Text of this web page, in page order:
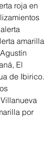
roja en
amarilla
El
de Ibirico.
por